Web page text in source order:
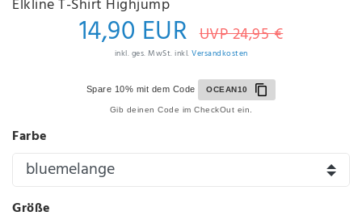
Elkline T-Shirt Highjump
14,90 EUR UVP 24,95 €
inkl. ges. MwSt. inkl. Versandkosten
Spare 10% mit dem Code OCEAN10
Gib deinen Code im CheckOut ein.
Farbe
Größe